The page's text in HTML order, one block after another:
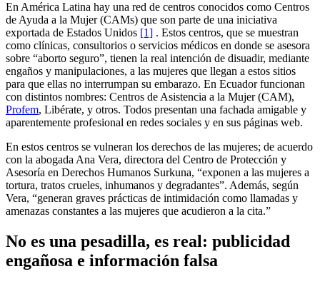
En América Latina hay una red de centros conocidos como Centros
de Ayuda a la Mujer (CAMs) que son parte de una iniciativa
exportada de Estados Unidos [1] . Estos centros, que se muestran
como clínicas, consultorios o servicios médicos en donde se asesora
sobre “aborto seguro”, tienen la real intención de disuadir, mediante
engaños y manipulaciones, a las mujeres que llegan a estos sitios
para que ellas no interrumpan su embarazo. En Ecuador funcionan
con distintos nombres: Centros de Asistencia a la Mujer (CAM),
Profem, Libérate, y otros. Todos presentan una fachada amigable y
aparentemente profesional en redes sociales y en sus páginas web.
En estos centros se vulneran los derechos de las mujeres; de acuerdo
con la abogada Ana Vera, directora del Centro de Protección y
Asesoría en Derechos Humanos Surkuna, “exponen a las mujeres a
tortura, tratos crueles, inhumanos y degradantes”. Además, según
Vera, “generan graves prácticas de intimidación como llamadas y
amenazas constantes a las mujeres que acudieron a la cita.”
No es una pesadilla, es real: publicidad
engañosa e información falsa